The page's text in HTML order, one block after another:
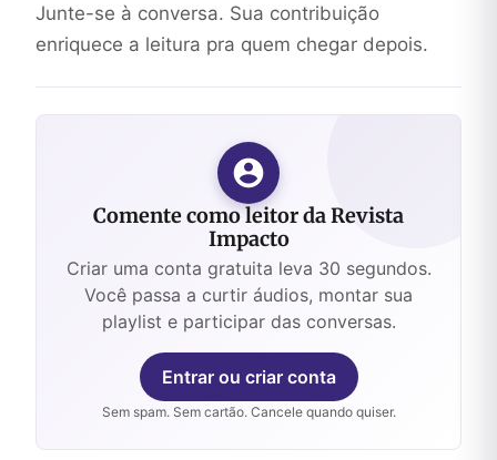
Junte-se à conversa. Sua contribuição
enriquece a leitura pra quem chegar depois.
Comente como leitor da Revista
Impacto
Criar uma conta gratuita leva 30 segundos.
Você passa a curtir áudios, montar sua
playlist e participar das conversas.
Entrar ou criar conta
Sem spam. Sem cartão. Cancele quando quiser.